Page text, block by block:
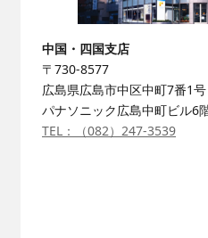
中国・四国支店
〒730-8577
広島県広島市中区中町7番1号
パナソニック広島中町ビル6
TEL：（082）247-3539